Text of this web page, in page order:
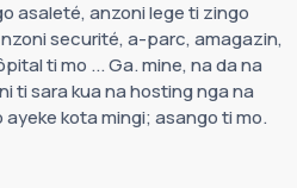
asaleté, anzoni lege ti zingo
securité, a-parc, amagazin,
ti mo ... Ga. mine, na da na
ti sara kua na hosting nga na
kota mingi; asango ti mo.